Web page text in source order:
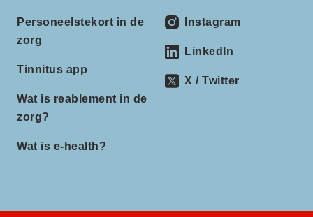
Personeelstekort in de
zorg
Tinnitus app
Wat is reablement in de
zorg?
Wat is e-health?
Instagram
LinkedIn
X / Twitter